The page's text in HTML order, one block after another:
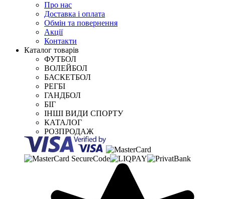
Про нас
Доставка і оплата
Обмін та повернення
Акції
Контакти
Каталог товарів
ФУТБОЛ
ВОЛЕЙБОЛ
БАСКЕТБОЛ
РЕГБІ
ГАНДБОЛ
БІГ
ІНШІ ВИДИ СПОРТУ
КАТАЛОГ
РОЗПРОДАЖ